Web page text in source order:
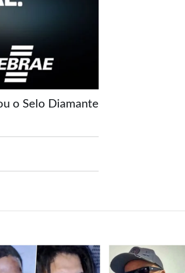
o Selo Diamante